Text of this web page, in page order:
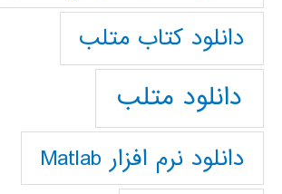
دانلود كتاب متلب
دانلود متلب
دانلود نرم افزار Matlab